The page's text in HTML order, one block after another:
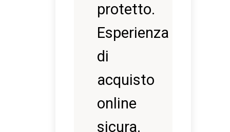
protetto.
Esperienza
di
acquisto
online
sicura.